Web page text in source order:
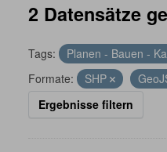
2 Datensätze
Tags: Planen - Bauen -
Formate:
SHP
Ergebnisse filtern